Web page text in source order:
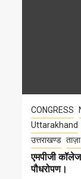
CONGRESS
Uttarakhand
उत्तराखण्ड
एमपीजी
पौधरोपण।